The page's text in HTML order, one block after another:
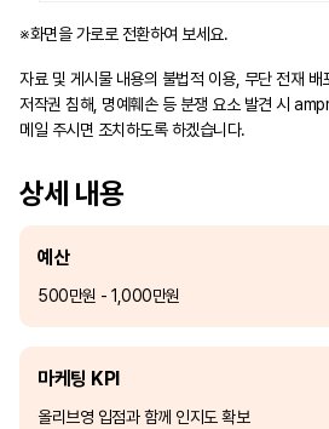
※화면을 가로로 전환하여 보세요.
자료 및 게시물 내용의 불법적 이용, 무단 전재 배
저작권 침해, 명예훼손 등 분쟁 요소 발견 시
메일 주시면 조치하도록 하겠습니다.
상세 내용
예산
500만원 - 1,000만원
마케팅 KPI
올리브영 입점과 함께 인지도 확보